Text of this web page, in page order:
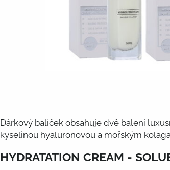
Dárkový balíček obsahuje dvě balení
kyselinou hyaluronovou a mořským
HYDRATATION CREAM -